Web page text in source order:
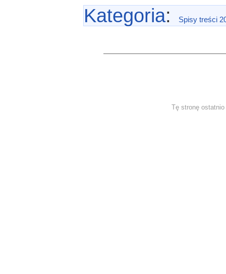
Kategoria: Spisy treści
Tę stronę